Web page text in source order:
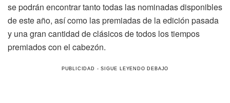
se podrán encontrar tanto todas las nominadas disponibles
de este año, así como las premiadas de la edición pasada
y una gran cantidad de clásicos de todos los tiempos
premiados con el cabezón.